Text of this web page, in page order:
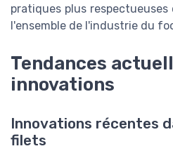
pratiques plus
l'ensemble de l'industrie du
Tendances
innovations
Innovations récentes
filets